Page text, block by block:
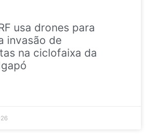
usa drones para
invasão de
na ciclofaixa da